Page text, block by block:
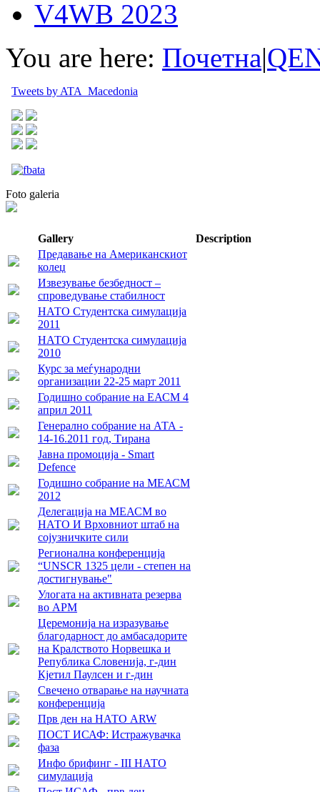
V4WB 2023
You are here: Почетна|
Tweets by ATA_Macedonia
Foto galeria
Gallery
Description
Предавање на Американскиот
колеџ
Извезување безбедност –
спроведување стабилност
НАТО Студентска симулација
2011
НАТО Студентска симулација
2010
Курс за меѓународни
организации 22-25 март 2011
Годишно собрание на ЕАСМ 4
април 2011
Генерално собрание на АТА -
14-16.2011 год, Тирана
Jавна промоција - Smart
Defence
Годишно собрание на МЕАСМ
2012
Делегација на МЕАСМ во
НАТО И Врховниот штаб на
сојузничките сили
Регионална конференција
“UNSCR 1325 цели - степен на
достигнување"
Улогата на активната резерва
во АРМ
Церемонија на изразување
благодарност до амбасадорите
на Кралството Норвешка и
Република Словенија, г-дин
Кјетил Паулсен и г-дин
Свечено отварање на научната
конференција
Прв ден на НАТО ARW
ПОСТ ИСАФ: Истражувачка
фаза
Инфо брифинг - III НАТО
симулација